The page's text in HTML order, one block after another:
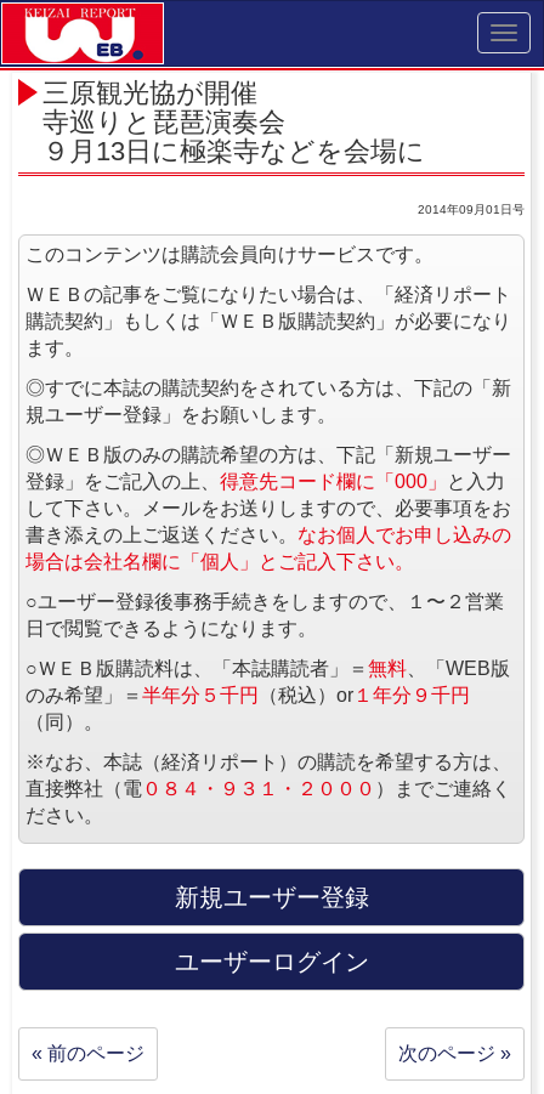
三原観光協が開催
寺巡りと琵琶演奏会
９月13日に極楽寺などを会場に
2014年09月01日号
このコンテンツは購読会員向けサービスです。
ＷＥＢの記事をご覧になりたい場合は、「経済リポート
購読契約」もしくは「ＷＥＢ版購読契約」が必要になり
ます。
◎すでに本誌の購読契約をされている方は、下記の「新
規ユーザー登録」をお願いします。
◎ＷＥＢ版のみの購読希望の方は、下記「新規ユーザー
登録」をご記入の上、 得意先コード欄に「000」
と入力
して下さい。メールをお送りしますので、必要事項をお
書き添えの上ご返送ください。 なお個人でお申し込みの
場合は会社名欄に「個人」とご記入下さい。
○ユーザー登録後事務手続きをしますので、１〜２営業
日で閲覧できるようになります。
○ＷＥＢ版購読料は、「本誌購読者」＝ 無料 、「WEB版
のみ希望」＝ 半年分５千円 （税込）or １年分９千円
（同）。
※なお、本誌（経済リポート）の購読を希望する方は、
直接弊社（電 ０８４・９３１・２０００ ）までご連絡く
ださい。
新規ユーザー登録
ユーザーログイン
« 前のページ 次のページ »